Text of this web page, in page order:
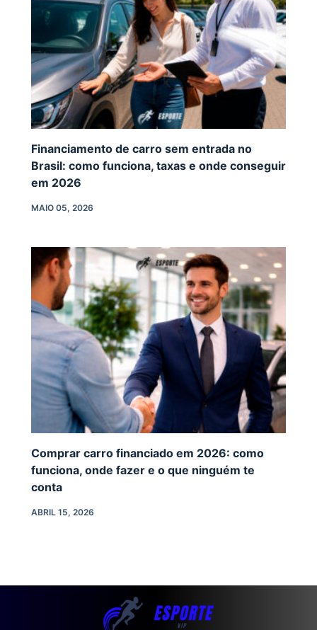
Financiamento de carro sem entrada no
Brasil: como funciona, taxas e onde conseguir
em 2026
MAIO 05, 2026
Comprar carro financiado em 2026: como
funciona, onde fazer e o que ninguém te
conta
ABRIL 15, 2026